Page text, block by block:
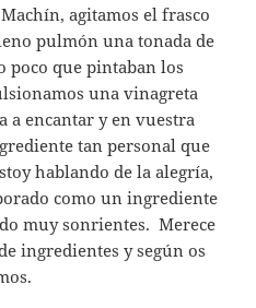
agitamos el frasco
pulmón una tonada de
poco que pintaban los
una vinagreta
a encantar y en vuestra
tan personal que
hablando de la alegría,
como un ingrediente
muy sonrientes. Merece
ingredientes y según os